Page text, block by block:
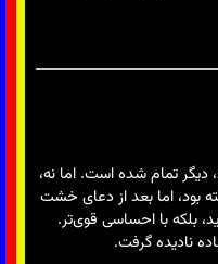
تمام شده است. اما نه،
بود، اما بعد از دعای خشت
بلکه با احساسی قوی‌تر.
نادیده گرفت.